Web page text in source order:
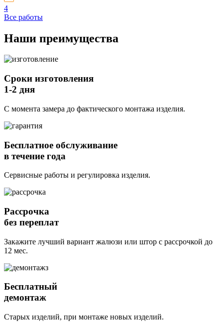
4
Все работы
Наши преимущества
Сроки изготовления
1-2 дня
С момента замера до фактического монтажа изделия.
Бесплатное обслуживание
в течение года
Сервисные работы и регулировка изделия.
Рассрочка
без переплат
Закажите лучший вариант жалюзи или штор с рассрочкой до
12 мес.
Бесплатный
демонтаж
Старых изделий, при монтаже новых изделий.